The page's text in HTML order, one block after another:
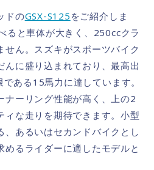
ドのGSX-S125 をご紹介しま
ると車体が大きく、250ccクラ
せん。スズキがスポーツバイク
んに盛り込まれており、最高出
ある15馬力に達しています。
ナーリング性能が高く、上の2
ィな走りを期待できます。小型
、あるいはセカンドバイクとし
るライダーに適したモデルと